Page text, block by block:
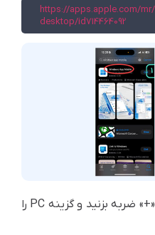
https://apps.apple.com/
desktop/id714464092
سپس برنامه را باز کنید و روی «+» ضربه بزنید و گزینه PC را